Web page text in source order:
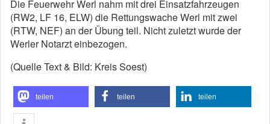
Die Feuerwehr Werl nahm mit drei Einsatzfahrzeugen
(RW2, LF 16, ELW) die Rettungswache Werl mit zwei
(RTW, NEF) an der Übung teil. Nicht zuletzt wurde der
Werler Notarzt einbezogen.
(Quelle Text & Bild: Kreis Soest)
teilen teilen teilen